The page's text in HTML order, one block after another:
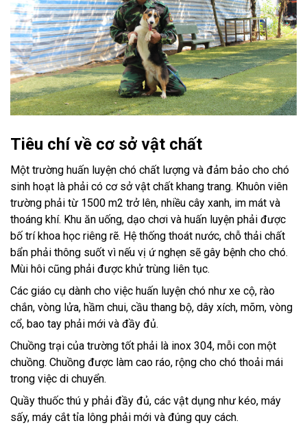
Tiêu chí về cơ sở vật chất
Một trường huấn luyện chó chất lượng và đảm bảo cho chó
sinh hoạt là phải có cơ sở vật chất khang trang. Khuôn viên
trường phải từ 1500 m2 trở lên, nhiều cây xanh, im mát và
thoáng khí. Khu ăn uống, dạo chơi và huấn luyện phải được
bố trí khoa học riêng rẽ. Hệ thống thoát nước, chỗ thải chất
bẩn phải thông suốt vì nếu vị ứ nghẹn sẽ gây bệnh cho chó.
Mùi hôi cũng phải được khử trùng liên tục.
Các giáo cụ dành cho việc huấn luyện chó như xe cộ, rào
chắn, vòng lửa, hầm chui, cầu thang bộ, dây xích, mõm, vòng
cổ, bao tay phải mới và đầy đủ.
Chuồng trại của trường tốt phải là inox 304, mỗi con một
chuồng. Chuồng được làm cao ráo, rộng cho chó thoải mái
trong việc di chuyển.
Quầy thuốc thú y phải đầy đủ, các vật dụng như kéo, máy
sấy, máy cắt tỉa lông phải mới và đúng quy cách.